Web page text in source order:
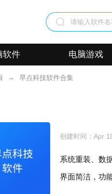
软件 电脑游戏
→ 早点科技软件合集
创建时间： Apr
系统重装、数
界面简洁，功